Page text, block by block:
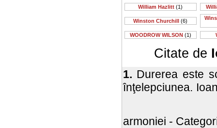
William Hazlitt (1)
Winston Churchill (6)
WOODROW WILSON(1)
Citate de
1. Durerea este
înţelepciunea.
armoniei -